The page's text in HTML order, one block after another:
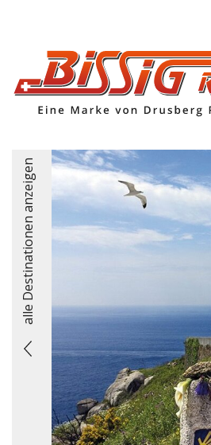
alle Destinationen anzeigen